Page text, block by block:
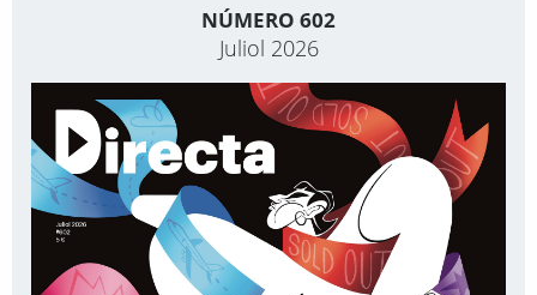
NÚMERO 602
Juliol 2026